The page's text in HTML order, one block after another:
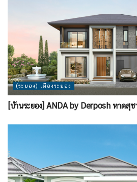
(ระยอง) เมืองระยอง
[บ้านระยอง] ANDA by Derposh หาดสุช